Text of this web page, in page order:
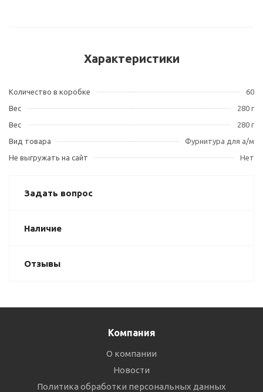
Характеристики
Количество в коробке
60
Вес
280 г
Вес
280 г
Вид товара
Фурнитура для а/м
Не выгружать на сайт
Нет
Задать вопрос
Наличие
Отзывы
Компания
О компании
Новости
Политика обработки персональных данных